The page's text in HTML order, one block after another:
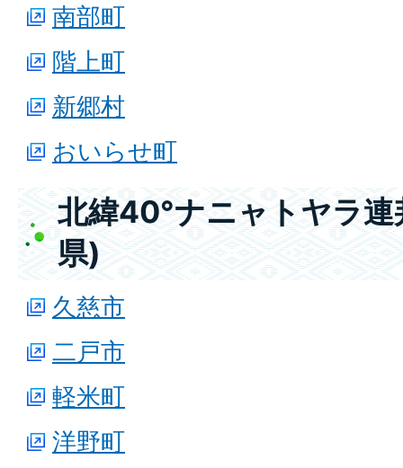
南部町
階上町
新郷村
おいらせ町
北緯40°ナニャトヤラ
県)
久慈市
二戸市
軽米町
洋野町